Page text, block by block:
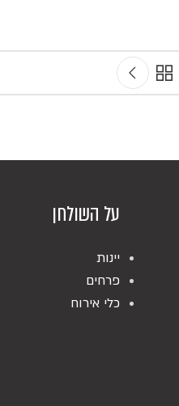
על השולחן
יינות
פרחים
כלי אירוח